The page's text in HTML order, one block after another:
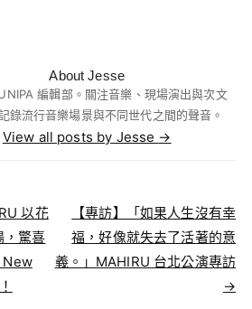
About Jesse
編輯部。關注音樂、現場演出與次文
錄流行音樂場景與不同世代之間的聲音。
View all posts by Jesse →
以花
，驚喜
New
【專訪】「如果人生沒有幸
福，好像就失去了活著的意
義。」MAHIRU 台北公演專訪
→